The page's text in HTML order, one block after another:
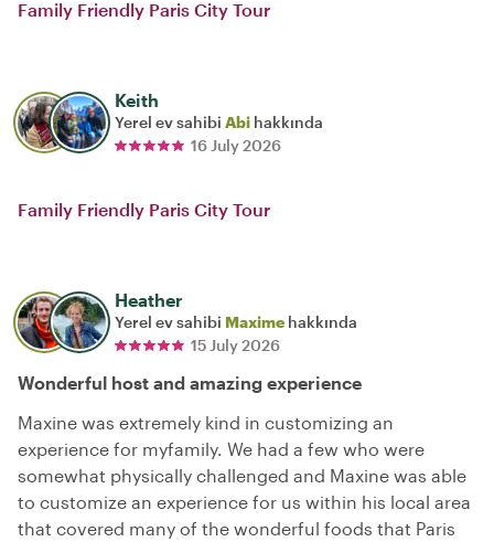
Family Friendly Paris City Tour
Keith
Yerel ev sahibi Abi hakkında
16 July 2026
Family Friendly Paris City Tour
Heather
Yerel ev sahibi Maxime hakkında
15 July 2026
Wonderful host and amazing experience
Maxine was extremely kind in customizing an
experience for myfamily. We had a few who were
somewhat physically challenged and Maxine was able
to customize an experience for us within his local area
that covered many of the wonderful foods that Paris